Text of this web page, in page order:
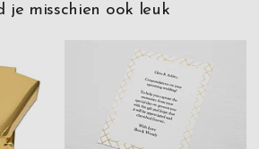
je misschien ook leuk